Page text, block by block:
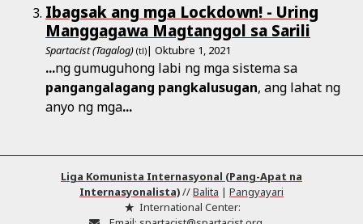
Ibagsak ang mga Lockdown! - Uring
Manggagawa Magtanggol sa Sarili
Spartacist (Tagalog) (tl)| Oktubre 1, 2021
...ng gumuguhong labi ng mga sistema sa
pangangalagang pangkalusugan, ang lahat ng
anyo ng mga...
Liga Komunista Internasyonal (Pang-Apat na
Internasyonalista)//Balita | Pangyayari
International Center: